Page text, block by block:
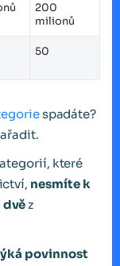
200
milionů
50
spadáte?
které
nesmíte k
dvěz
povinnost